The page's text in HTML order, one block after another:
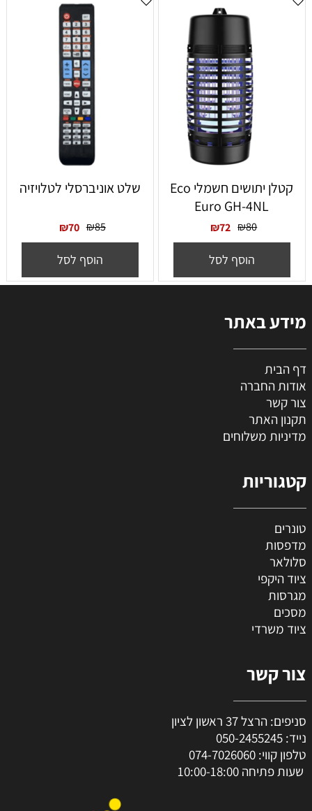
‏קטלן יתושים חשמלי Eco
Euro GH-4NL
₪80
₪72
הוסף לסל
שלט אוניברסלי לטלויזיה
₪85
₪70
הוסף לסל
מידע באתר
דף הבית
אודות החברה
צור קשר
תקנון האתר
מדיניות משלוחים
קטגוריות
טונרים
מדפסות
סלולאר
ציוד היקפי
מגרסות
מסכים
ציוד משרדי
צור קשר
סניפים: הרצל 37 ראשון לציון
נייד: 050-2455245
טלפון קווי: 074-7026060
שעות פתיחה 10:00-18:00